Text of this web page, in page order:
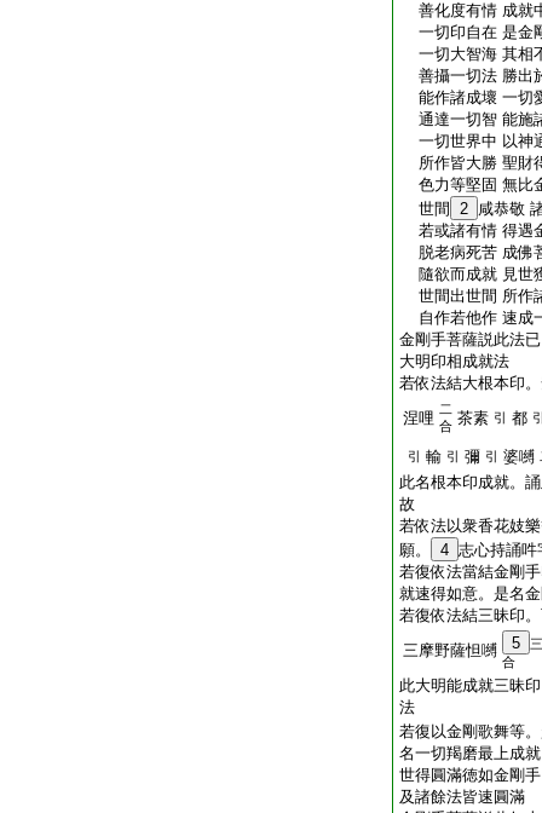
善化度有情 成就
一切印自在 是金
一切大智海 其相
善攝一切法 勝出
能作諸成壞 一切
通達一切智 能施
一切世界中 以神
所作皆大勝 聖財
色力等堅固 無比
世間
2 咸恭敬
若或諸有情 得遇
脱老病死苦 成佛
隨欲而成就 見世
世間出世間 所作
自作若他作 速成
金剛手菩薩説此法
大明印相成就法
若依法結大根本印
涅哩 二
合 茶素 引 都
引 輸 引 彌 引 婆嚩
此名根本印成就。
故
若依法以衆香花妓
願。
4 志心持誦吽
若復依法當結金剛
就速得如意。是名
若復依法結三昧印
三摩野薩怛嚩
5
三
合
此大明能成就三昧
法
若復以金剛歌舞等
名一切羯磨最上成
世得圓滿徳如金剛
及諸餘法皆速圓滿